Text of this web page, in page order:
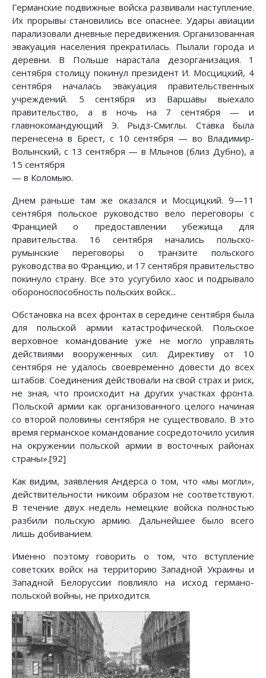
Германские подвижные войска развивали наступление.
Их прорывы становились все опаснее. Удары авиации
парализовали дневные передвижения. Организованная
эвакуация населения прекратилась. Пылали города и
деревни. В Польше нарастала дезорганизация. 1
сентября столицу покинул президент И. Мосцицкий, 4
сентября началась эвакуация правительственных
учреждений. 5 сентября из Варшавы выехало
правительство, а в ночь на 7 сентября — и
главнокомандующий Э. Рыдз-Смиглы. Ставка была
перенесена в Брест, с 10 сентября — во Владимир-
Волынский, с 13 сентября — в Млынов (близ Дубно), а
15 сентября
— в Коломыю.
Днем раньше там же оказался и Мосцицкий. 9—11
сентября польское руководство вело переговоры с
Францией о предоставлении убежища для
правительства. 16 сентября начались польско-
румынские переговоры о транзите польского
руководства во Францию, и 17 сентября правительство
покинуло страну. Все это усугубило хаос и подрывало
обороноспособность польских войск...
Обстановка на всех фронтах в середине сентября была
для польской армии катастрофической. Польское
верховное командование уже не могло управлять
действиями вооруженных сил. Директиву от 10
сентября не удалось своевременно довести до всех
штабов. Соединения действовали на свой страх и риск,
не зная, что происходит на других участках фронта.
Польской армии как организованного целого начиная
со второй половины сентября не существовало. В это
время германское командование сосредоточило усилия
на окружении польской армии в восточных районах
страны».[92]
Как видим, заявления Андерса о том, что «мы могли»,
действительности никоим образом не соответствуют.
В течение двух недель немецкие войска полностью
разбили польскую армию. Дальнейшее было всего
лишь добиванием.
Именно поэтому говорить о том, что вступление
советских войск на территорию Западной Украины и
Западной Белоруссии повлияло на исход германо-
польской войны, не приходится.